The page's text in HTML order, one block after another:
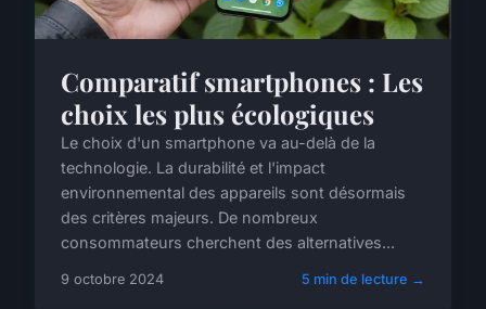
Comparatif smartphones : Les
choix les plus écologiques
Le choix d'un smartphone va au-delà de la
technologie. La durabilité et l'impact
environnemental des appareils sont désormais
des critères majeurs. De nombreux
consommateurs cherchent des alternatives...
9 octobre 2024 5 min de lecture →